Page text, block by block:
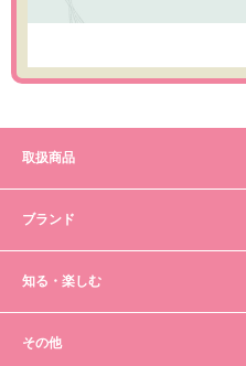
取扱商品
ブランド
知る・楽しむ
その他